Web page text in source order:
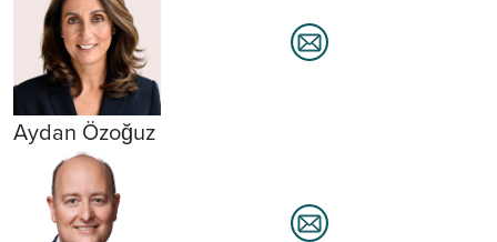
Aydan Özoğuz